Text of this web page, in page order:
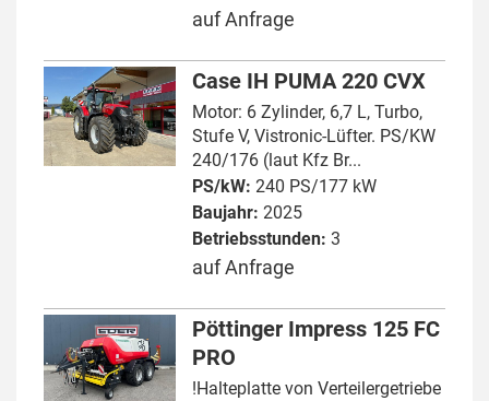
auf Anfrage
Case IH PUMA 220 CVX
Motor: 6 Zylinder, 6,7 L, Turbo,
Stufe V, Vistronic-Lüfter. PS/KW
240/176 (laut Kfz Br...
PS/kW: 240 PS/177 kW
Baujahr: 2025
Betriebsstunden: 3
auf Anfrage
Pöttinger Impress 125 FC
PRO
!Halteplatte von Verteilergetriebe